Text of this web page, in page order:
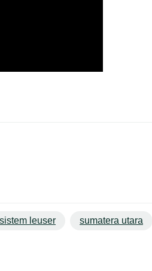
leuser sumatera utara